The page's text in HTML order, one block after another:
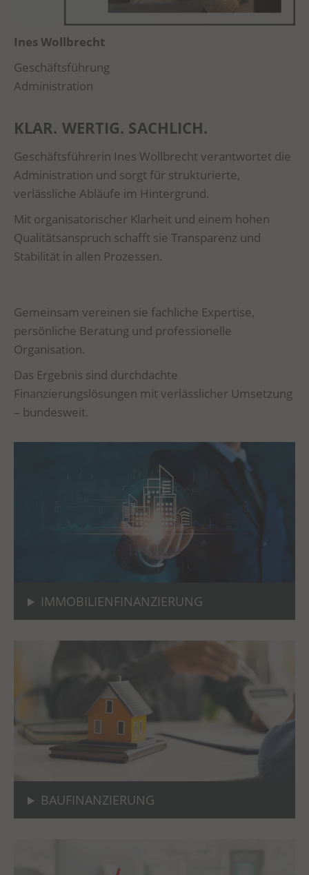
Ines Wollbrecht
Geschäftsführung
Administration
KLAR. WERTIG. SACHLICH.
Geschäftsführerin Ines Wollbrecht verantwortet die
Administration und sorgt für strukturierte,
verlässliche Abläufe im Hintergrund.
Mit organisatorischer Klarheit und einem hohen
Qualitätsanspruch schafft sie Transparenz und
Stabilität in allen Prozessen.
Gemeinsam vereinen sie fachliche Expertise,
persönliche Beratung und professionelle
Organisation.
Das Ergebnis sind durchdachte
Finanzierungslösungen mit verlässlicher Umsetzung
– bundesweit.
IMMOBILIENFINANZIERUNG
BAUFINANZIERUNG